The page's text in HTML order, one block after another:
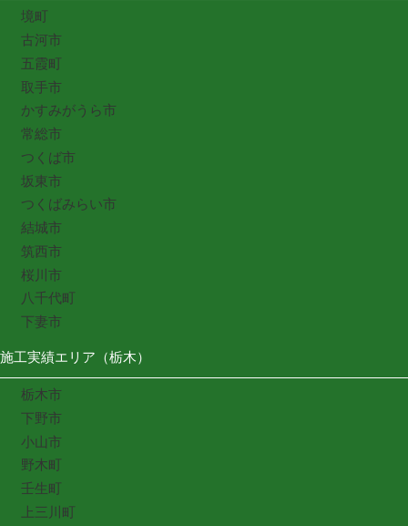
境町
古河市
五霞町
取手市
かすみがうら市
常総市
つくば市
坂東市
つくばみらい市
結城市
筑西市
桜川市
八千代町
下妻市
施工実績エリア（栃木）
栃木市
下野市
小山市
野木町
壬生町
上三川町